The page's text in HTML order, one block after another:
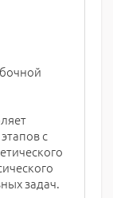
с
задач.